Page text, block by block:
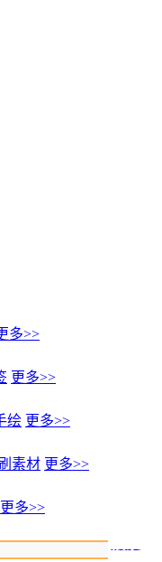
多>>
更多>>
绘 更多>>
素材 更多>>
更多>>